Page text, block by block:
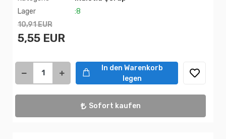
Lager
:8
10,91 EUR
5,55 EUR
In den Warenkorb
legen
Sofort kaufen